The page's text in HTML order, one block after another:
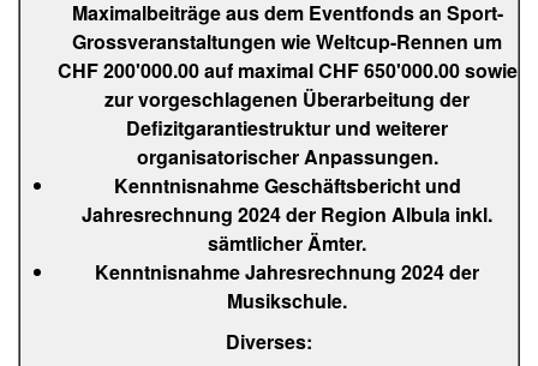
Maximalbeiträge aus dem Eventfonds an Sport-
Grossveranstaltungen wie Weltcup-Rennen um
CHF 200'000.00 auf maximal CHF 650'000.00 sowie
zur vorgeschlagenen Überarbeitung der
Defizitgarantiestruktur und weiterer
organisatorischer Anpassungen.
Kenntnisnahme Geschäftsbericht und
Jahresrechnung 2024 der Region Albula inkl.
sämtlicher Ämter.
Kenntnisnahme Jahresrechnung 2024 der
Musikschule.
Diverses: